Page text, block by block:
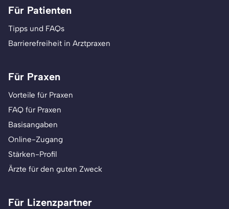
Für Patienten
Tipps und FAQs
Barrierefreiheit in Arztpraxen
Für Praxen
Vorteile für Praxen
FAQ für Praxen
Basisangaben
Online-Zugang
Stärken-Profil
Ärzte für den guten Zweck
Für Lizenzpartner